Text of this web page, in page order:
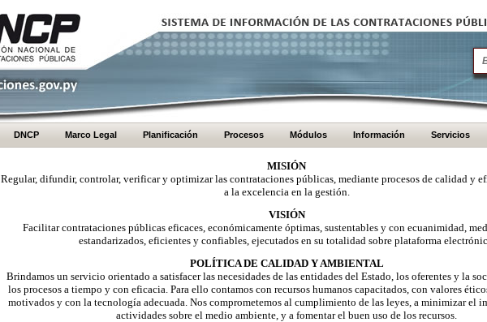
DNCP Marco Legal Planificación Procesos Módulos Información Servicios
MISIÓN
Regular, difundir, controlar, verificar y optimizar las contrataciones públicas, mediante procesos de calidad y
a la excelencia en la gestión.
VISIÓN
Facilitar contrataciones públicas eficaces, económicamente óptimas, sustentables y con ecuanimidad,
estandarizados, eficientes y confiables, ejecutados en su totalidad sobre plataforma
POLÍTICA DE CALIDAD Y AMBIENTAL
Brindamos un servicio orientado a satisfacer las necesidades de las entidades del Estado, los oferentes y la
los procesos a tiempo y con eficacia. Para ello contamos con recursos humanos capacitados, con valores
motivados y con la tecnología adecuada. Nos comprometemos al cumplimiento de las leyes, a minimizar el
actividades sobre el medio ambiente, y a fomentar el buen uso de los recursos.